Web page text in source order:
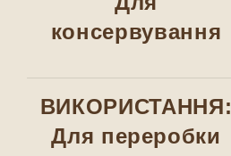
консервування
ВИКОРИСТАННЯ:
Для переробки